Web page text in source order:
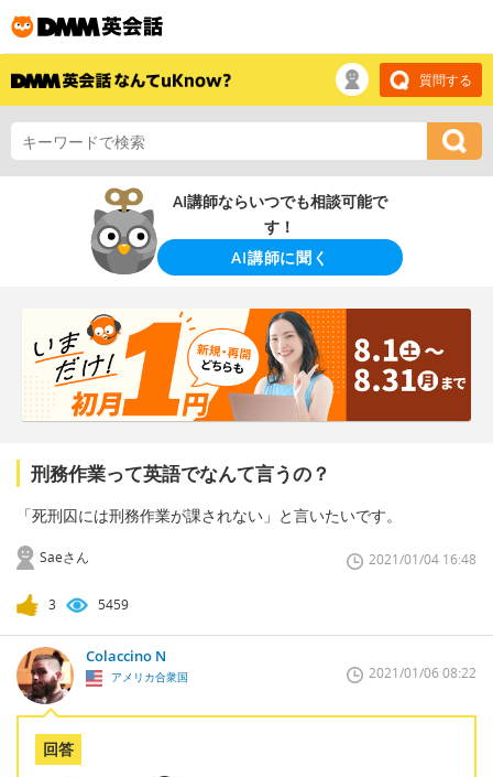
質問する
AI講師ならいつでも相談可能で
す！
AI講師に聞く
刑務作業って英語でなんて言うの？
「死刑囚には刑務作業が課されない」と言いたいです。
Saeさん 2021/01/04 16:48
3 5459
Colaccino N
アメリカ合衆国 2021/01/06 08:22
回答